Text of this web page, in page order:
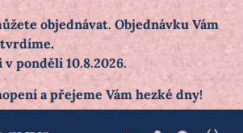
objednávat. Objednávku Vám
pondělí 10.8.2026.
a přejeme Vám hezké dny!